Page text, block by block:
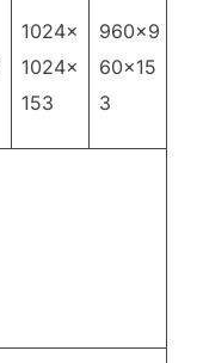
1024×
1024×
153
960×9
60×15
3